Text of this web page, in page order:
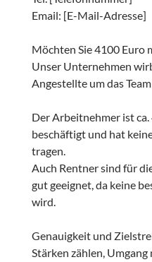
Email: [E-Mail-Adresse]
Möchten Sie 4100 Euro
Unser Unternehmen
Angestellte um das
Der Arbeitnehmer ist
beschäftigt und hat
tragen.
Auch Rentner sind für
gut geeignet, da keine
wird.
Genauigkeit und
Stärken zählen, Umgang